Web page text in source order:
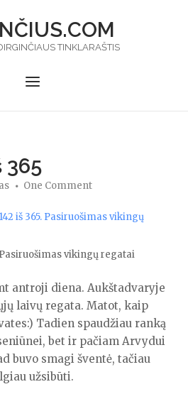
TINKLARAŠTIS
Menu
365
One Comment
Pasiruošimas vikingų regatai
antroji diena. Aukštadvaryje
laivų regata. Matot, kaip
Tadien spaudžiau ranką
bet ir pačiam Arvydui
buvo smagi šventė, tačiau
užsibūti.